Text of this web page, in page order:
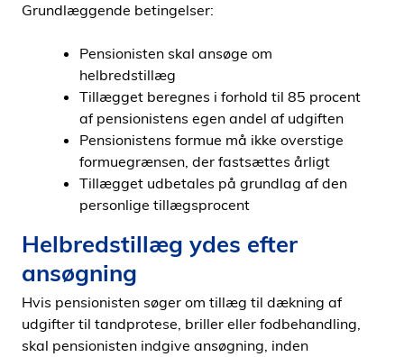
Grundlæggende betingelser:
Pensionisten skal ansøge om
helbredstillæg
Tillægget beregnes i forhold til 85 procent
af pensionistens egen andel af udgiften
Pensionistens formue må ikke overstige
formuegrænsen, der fastsættes årligt
Tillægget udbetales på grundlag af den
personlige tillægsprocent
Helbredstillæg ydes efter
ansøgning
Hvis pensionisten søger om tillæg til dækning af
udgifter til tandprotese, briller eller fodbehandling,
skal pensionisten indgive ansøgning, inden